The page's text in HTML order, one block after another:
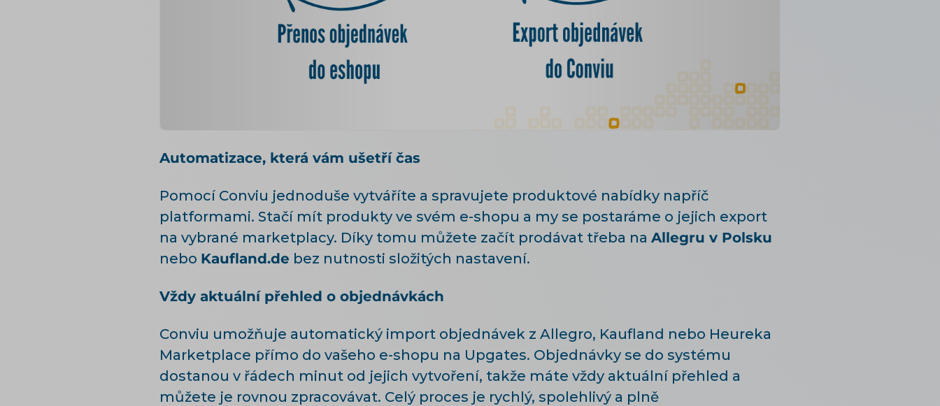
Automatizace, která vám ušetří čas
Pomocí Conviu jednoduše vytváříte a spravujete produktové nabídky napříč
platformami. Stačí mít produkty ve svém e-shopu a my se postaráme o jejich export
na vybrané marketplacy. Díky tomu můžete začít prodávat třeba na Allegru v Polsku
nebo Kaufland.de bez nutnosti složitých nastavení.
Vždy aktuální přehled o objednávkách
Conviu umožňuje automatický import objednávek z Allegro, Kaufland nebo Heureka
Marketplace přímo do vašeho e-shopu na Upgates. Objednávky se do systému
dostanou v řádech minut od jejich vytvoření, takže máte vždy aktuální přehled a
můžete je rovnou zpracovávat. Celý proces je rychlý, spolehlivý a plně